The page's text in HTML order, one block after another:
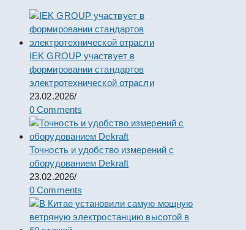
IEK GROUP участвует в
формировании стандартов
электротехнической отрасли
23.02.2026/
0 Comments
Точность и удобство измерений с
оборудованием Dekraft
23.02.2026/
0 Comments